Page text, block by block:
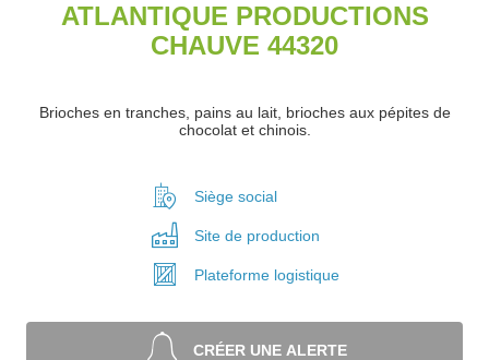
ATLANTIQUE PRODUCTIONS
CHAUVE 44320
Brioches en tranches, pains au lait, brioches aux pépites de
chocolat et chinois.
Siège social
Site de production
Plateforme logistique
CRÉER UNE ALERTE